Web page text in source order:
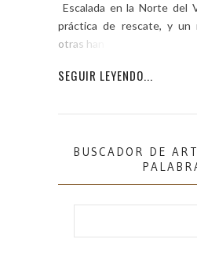
Escalada en la Norte del
práctica de rescate, y un
otras han sido […]
SEGUIR LEYENDO...
BUSCADOR DE